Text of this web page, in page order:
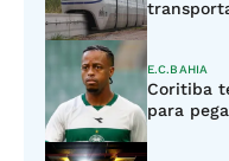
E.C.BAHIA
Coritiba
para